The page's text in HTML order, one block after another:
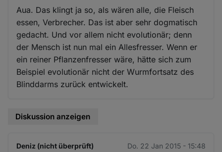
Aua. Das klingt ja so, als wären alle, die Fleisch
essen, Verbrecher. Das ist aber sehr dogmatisch
gedacht. Und vor allem nicht evolutionär; denn
der Mensch ist nun mal ein Allesfresser. Wenn er
ein reiner Pflanzenfresser wäre, hätte sich zum
Beispiel evolutionär nicht der Wurmfortsatz des
Blinddarms zurück entwickelt.
Diskussion anzeigen
Deniz (nicht überprüft) Do. 22 Jan 2015 - 15:48